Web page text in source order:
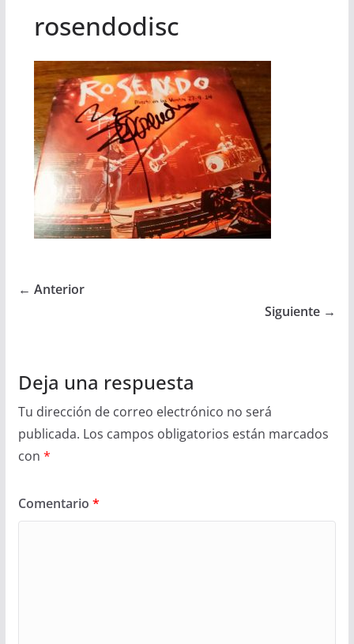
rosendodisc
← Anterior
Siguiente →
Deja una respuesta
Tu dirección de correo electrónico no será
publicada. Los campos obligatorios están marcados
con *
Comentario *